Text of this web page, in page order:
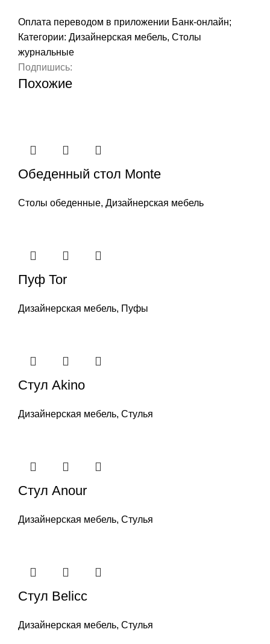
Оплата переводом в приложении Банк-онлайн;
Категории: Дизайнерская мебель, Столы
журнальные
Подпишись:
Похожие
Обеденный стол Monte
Столы обеденные, Дизайнерская мебель
Пуф Tor
Дизайнерская мебель, Пуфы
Стул Akino
Дизайнерская мебель, Стулья
Стул Anour
Дизайнерская мебель, Стулья
Стул Belicc
Дизайнерская мебель, Стулья